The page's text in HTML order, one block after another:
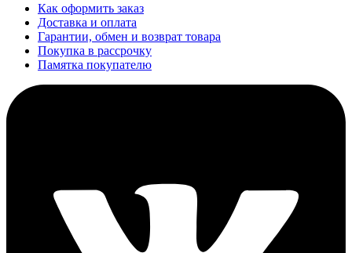
Как оформить заказ
Доставка и оплата
Гарантии, обмен и возврат товара
Покупка в рассрочку
Памятка покупателю